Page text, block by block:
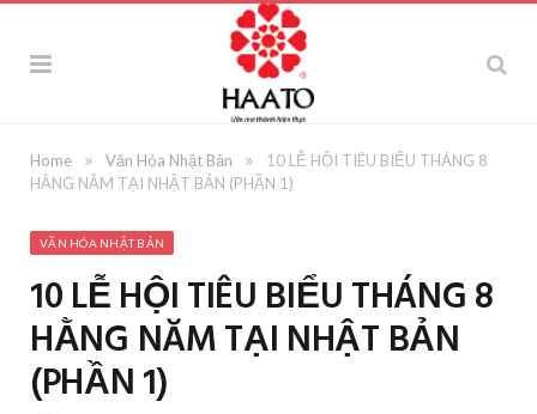
Home » Văn Hóa Nhật Bản »
10 LỄ HỘI TIÊU BIỂU THÁNG 8
HẰNG NĂM TẠI NHẬT BẢN (PHẦN 1)
VĂN HÓA NHẬT BẢN
10 LỄ HỘI TIÊU BIỂU THÁNG 8
HẰNG NĂM TẠI NHẬT BẢN
(PHẦN 1)